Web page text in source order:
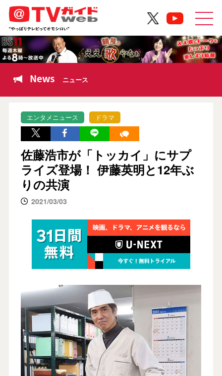
News ニュース
エンタメニュース ドラマ
佐藤浩市が「トッカイ」にサプ
ライズ登場！ 伊藤英明と12年ぶ
りの共演
2021/03/03